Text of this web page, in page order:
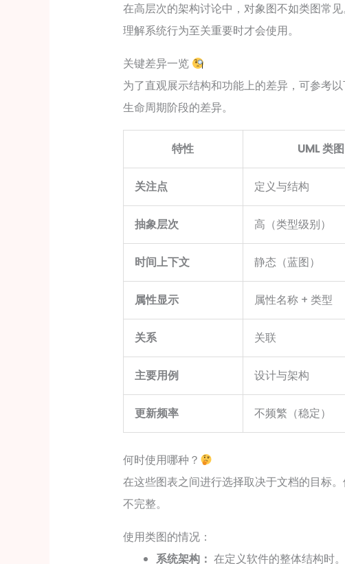
在高层次的架构讨论中，对象图不如类图常
理解系统行为至关重要时才会使用。
关键差异一览
为了直观展示结构和功能上的差异，可参考
生命周期阶段的差异。
特性 UML 类图
关注点 定义与结构
抽象层次 高（类型级别）
时间上下文 静态（蓝图）
属性显示 属性名称 + 类型
关系 关联
主要用例 设计与架构
更新频率 不频繁（稳定）
何时使用哪种？
在这些图表之间进行选择取决于文档的目标
不完整。
使用类图的情况：
系统架构： 在定义软件的整体结构时。